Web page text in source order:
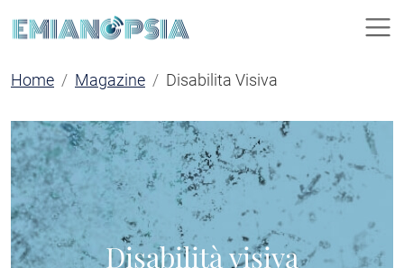
Home Magazine Disabilita Visiva
Disabilità visiva